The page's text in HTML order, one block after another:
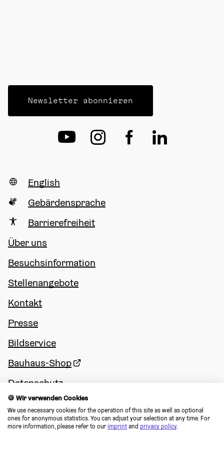
Newsletter abonnieren
English
Gebärdensprache
Barrierefreiheit
Über uns
Besuchsinformation
Stellenangebote
Kontakt
Presse
Bildservice
Bauhaus-Shop
Datenschutz
Impressum
Cookie Consent
🍪 Wir verwenden Cookies
We use necessary cookies for the operation of this site as well as optional
ones for anonymous statistics. You can adjust your selection at any time. For
more information, please refer to our imprint and privacy policy.